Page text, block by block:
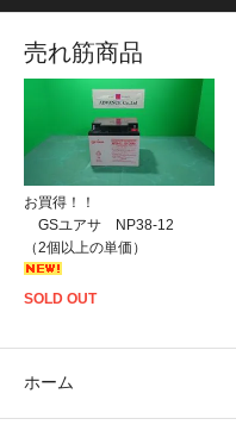
売れ筋商品
お買得！！
GSユアサ NP38-12
（2個以上の単価）
SOLD OUT
ホーム